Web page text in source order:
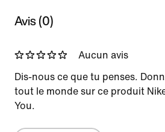
Avis (0)
Aucun avis
Dis-nous ce que tu penses.
tout le monde sur ce produit
You.